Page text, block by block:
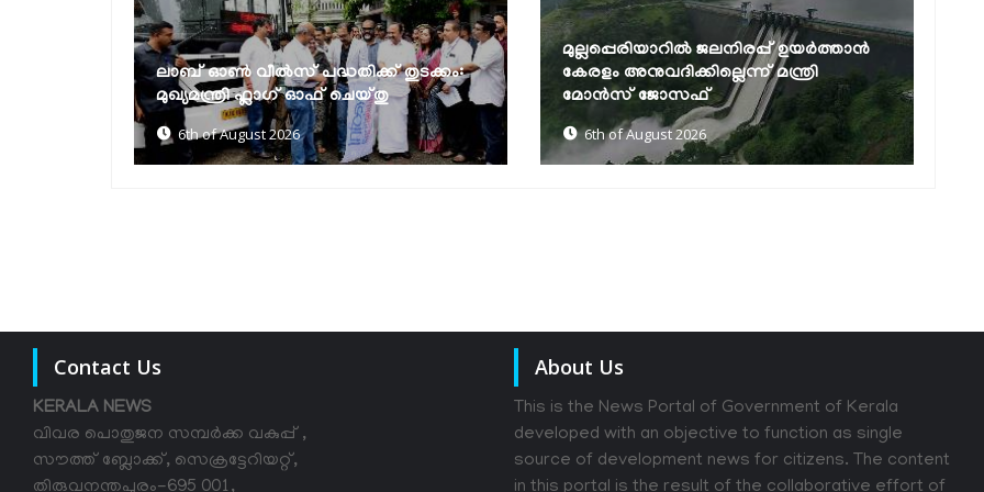
മുല്ലപ്പെരിയാറിൽ ജലനിരപ്പ് ഉയർത്താൻ
കേരളം അനുവദിക്കില്ലെന്ന് മന്ത്രി
മോൻസ് ജോസഫ്
6th of August 2026
കെഎസ്ആർടിസിയിൽ ഡിജിറ്റൽ യുഗം:
എഐ വാട്‌സ്ആപ്പ് ടിക്കറ്റിങ്, 24
മണിക്കൂർ കസ്റ്റമർ കെയർ,...
6th of August 2026
Contact Us
KERALA NEWS
വിവര പൊതുജന സമ്പര്‍ക്ക വകുപ്പ് ,
സൗത്ത് ബ്ലോക്ക്, സെക്രട്ടേറിയറ്റ്,
തിരുവനന്തപുരം-695 001,
About Us
This is the News Portal of Government of Kerala
developed with an objective to function as single
source of development news for citizens. The content
in this portal is the result of the collaborative effort of